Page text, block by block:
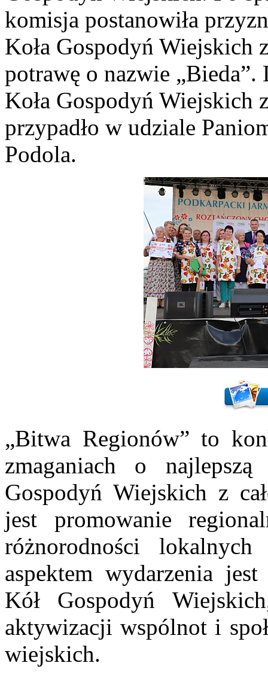
komisja postanowiła
Koła Gospodyń Wiejskich
potrawę o nazwie „Bieda”.
Koła Gospodyń Wiejskich
przypadło w udziale
Podola.
„Bitwa Regionów” to
zmaganiach o
Gospodyń Wiejskich z
jest promowanie
różnorodności
aspektem wydarzenia
Kół Gospodyń
aktywizacji wspólnot i
wiejskich.